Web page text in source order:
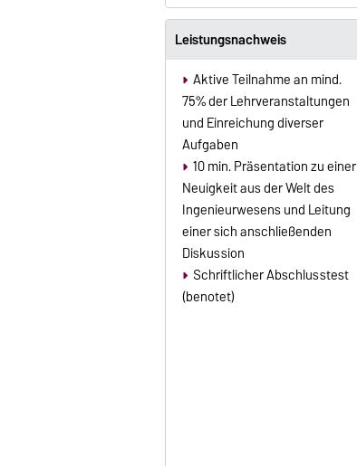
Leistungsnachweis
Aktive Teilnahme an mind.
75% der Lehrveranstaltungen
und Einreichung diverser
Aufgaben
10 min. Präsentation zu einer
Neuigkeit aus der Welt des
Ingenieurwesens und Leitung
einer sich anschließenden
Diskussion
Schriftlicher Abschlusstest
(benotet)